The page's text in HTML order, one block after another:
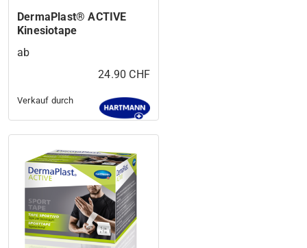
DermaPlast® ACTIVE
Kinesiotape
ab
24.90 CHF
Verkauf durch